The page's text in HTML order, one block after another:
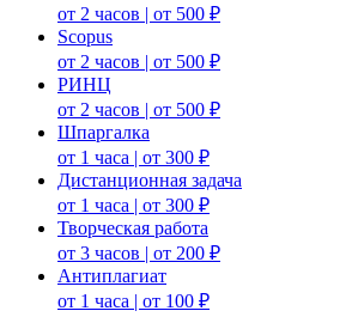
от 2 часов | от 500 ₽
Scopus
от 2 часов | от 500 ₽
РИНЦ
от 2 часов | от 500 ₽
Шпаргалка
от 1 часа | от 300 ₽
Дистанционная задача
от 1 часа | от 300 ₽
Творческая работа
от 3 часов | от 200 ₽
Антиплагиат
от 1 часа | от 100 ₽